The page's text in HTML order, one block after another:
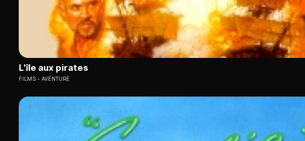
L'île aux pirates
FILMS AVENTURE